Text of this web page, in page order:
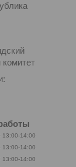
13:00-14:00
13:00-14:00
13:00-14:00